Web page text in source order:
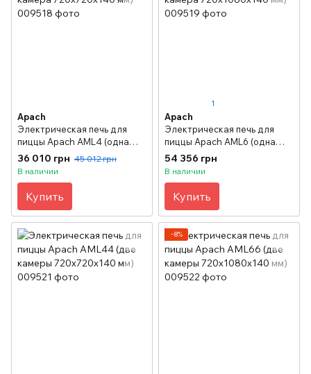
Apach
Электрическая печь для
пиццы Apach АML4 (одна
камера 720х720х140 мм)
36 010 грн 45 012 грн
В наличии
Купить
1
Apach
Электрическая печь для
пиццы Apach АML6 (одна
камера 720х1080х140 мм)
54 356 грн
В наличии
Купить
−8%